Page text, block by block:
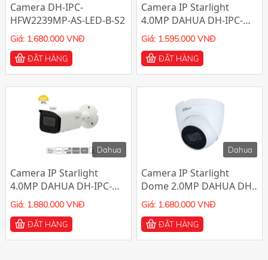
Camera DH-IPC-
HFW2239MP-AS-LED-B-S2
Giá: 1.680.000 VNĐ
ĐẶT HÀNG
Camera IP Starlight
4.0MP DAHUA DH-IPC-
HDW2431TP-AS-S2
Giá: 1.595.000 VNĐ
ĐẶT HÀNG
Dahua
Camera IP Starlight
4.0MP DAHUA DH-IPC-
HFW2431TP-AS-S2
Giá: 1.880.000 VNĐ
ĐẶT HÀNG
Dahua
Camera IP Starlight
Dome 2.0MP DAHUA DH-
IPC-HDW2231TP-AS-S2
Giá: 1.680.000 VNĐ
ĐẶT HÀNG